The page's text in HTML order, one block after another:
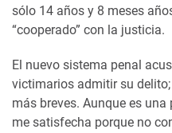
sólo 14 años y 8 meses
“cooperado” con la justicia.
El nuevo sistema penal
victimarios admitir su
más breves. Aunque es
me satisfecha porque no